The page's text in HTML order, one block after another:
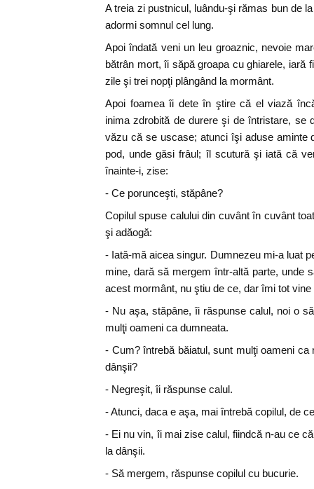
A treia zi pustnicul, luându-şi rămas bun de
adormi somnul cel lung.
Apoi îndată veni un leu groaznic, nevoie
bătrân mort, îi săpă groapa cu ghiarele, iară
zile şi trei nopţi plângând la mormânt.
Apoi foamea îi dete în ştire că el viază
inima zdrobită de durere şi de întristare, se
văzu că se uscase; atunci îşi aduse aminte
pod, unde găsi frâul; îl scutură şi iată că
înainte-i, zise:
- Ce porunceşti, stăpâne?
Copilul spuse calului din cuvânt în cuvânt
şi adăogă:
- Iată-mă aicea singur. Dumnezeu mi-a luat
mine, dară să mergem într-altă parte, unde
acest mormânt, nu ştiu de ce, dar îmi tot vine
- Nu aşa, stăpâne, îi răspunse calul, noi o
mulţi oameni ca dumneata.
- Cum? întrebă băiatul, sunt mulţi oameni
dânşii?
- Negreşit, îi răspunse calul.
- Atunci, daca e aşa, mai întrebă copilul, de
- Ei nu vin, îi mai zise calul, fiindcă n-au ce
la dânşii.
- Să mergem, răspunse copilul cu bucurie.